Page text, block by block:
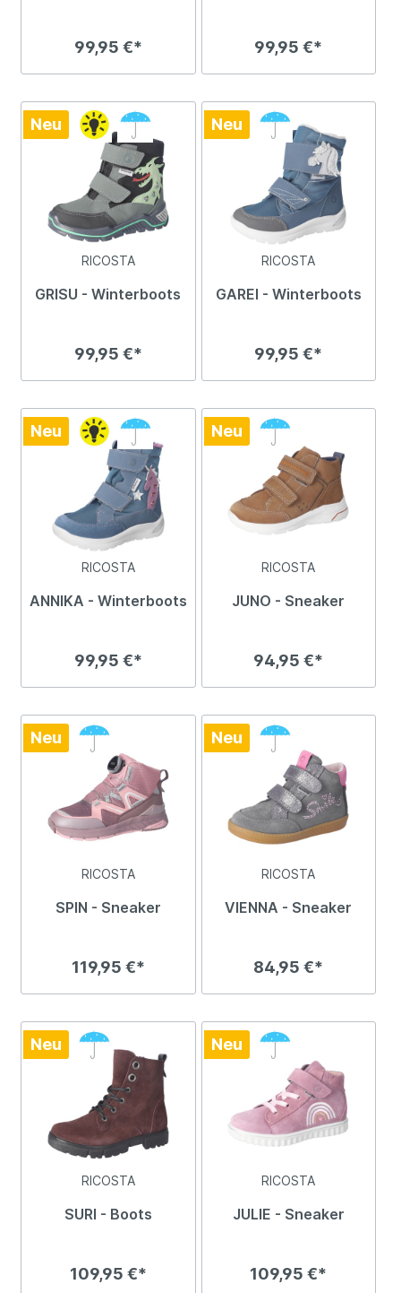
99,95 €* 99,95 €*
Neu
RICOSTA
GRISU - Winterboots
99,95 €*
Neu
RICOSTA
GAREI - Winterboots
99,95 €*
Neu
RICOSTA
ANNIKA - Winterboots
99,95 €*
Neu
RICOSTA
JUNO - Sneaker
94,95 €*
Neu
RICOSTA
SPIN - Sneaker
119,95 €*
Neu
RICOSTA
VIENNA - Sneaker
84,95 €*
Neu
RICOSTA
SURI - Boots
109,95 €*
Neu
RICOSTA
JULIE - Sneaker
109,95 €*